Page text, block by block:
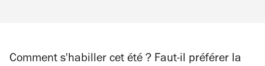
Comment s'habiller cet été ? Faut-il préférer la